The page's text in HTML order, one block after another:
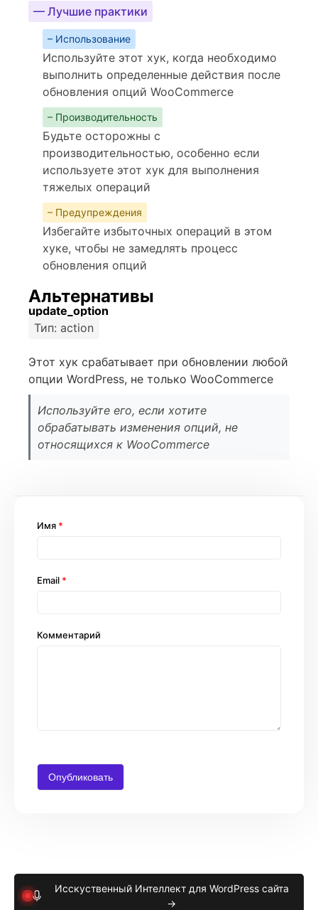
— Лучшие практики
– Использование
Используйте этот хук, когда необходимо
выполнить определенные действия после
обновления опций WooCommerce
– Производительность
Будьте осторожны с
производительностью, особенно если
используете этот хук для выполнения
тяжелых операций
– Предупреждения
Избегайте избыточных операций в этом
хуке, чтобы не замедлять процесс
обновления опций
Альтернативы
update_option
Тип: action
Этот хук срабатывает при обновлении любой
опции WordPress, не только WooCommerce
Используйте его, если хотите
обрабатывать изменения опций, не
относящихся к WooCommerce
Комментарий
Имя *
Email *
Исскуственный Интеллект для WordPress сайта
→